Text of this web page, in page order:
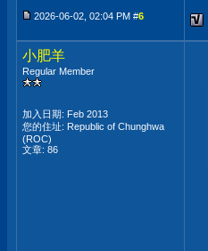
2026-06-02, 02:04 PM #6
小肥羊
Regular Member
加入日期: Feb 2013
您的住址: Republic of Chunghwa
(ROC)
文章: 86